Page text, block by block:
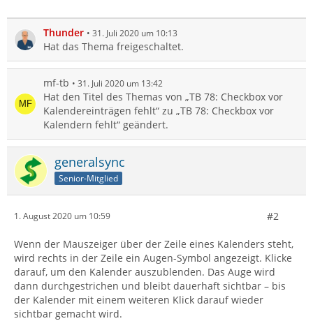
Thunder 31. Juli 2020 um 10:13
Hat das Thema freigeschaltet.
mf-tb 31. Juli 2020 um 13:42
Hat den Titel des Themas von „TB 78: Checkbox vor
Kalendereinträgen fehlt“ zu „TB 78: Checkbox vor
Kalendern fehlt“ geändert.
generalsync
Senior-Mitglied
1. August 2020 um 10:59 #2
Wenn der Mauszeiger über der Zeile eines Kalenders steht,
wird rechts in der Zeile ein Augen-Symbol angezeigt. Klicke
darauf, um den Kalender auszublenden. Das Auge wird
dann durchgestrichen und bleibt dauerhaft sichtbar – bis
der Kalender mit einem weiteren Klick darauf wieder
sichtbar gemacht wird.